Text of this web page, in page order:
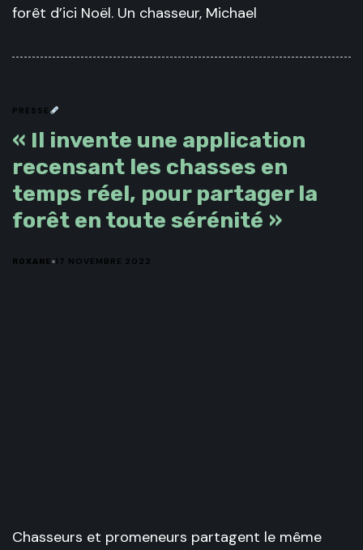
forêt d’ici Noël. Un chasseur, Michael
PRESSE
« Il invente une application
recensant les chasses en
temps réel, pour partager la
forêt en toute sérénité »
ROXANE 17 NOVEMBRE 2022
Chasseurs et promeneurs partagent le même